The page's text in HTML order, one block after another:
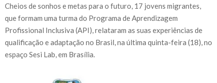
Cheios de sonhos e metas para o futuro, 17 jovens migrantes,
que formam uma turma do Programa de Aprendizagem
Profissional Inclusiva (API), relataram as suas experiências de
qualificação e adaptação no Brasil, na última quinta-feira (18), no
espaço Sesi Lab, em Brasília.